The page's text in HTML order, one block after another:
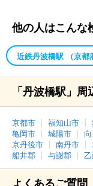
他の人はこんな
近鉄丹波橋駅 （京都
「丹波橋駅」
京都市 福知山市
亀岡市
城陽市
京丹後市
南丹市
船井郡
与謝郡
よくあるご質問